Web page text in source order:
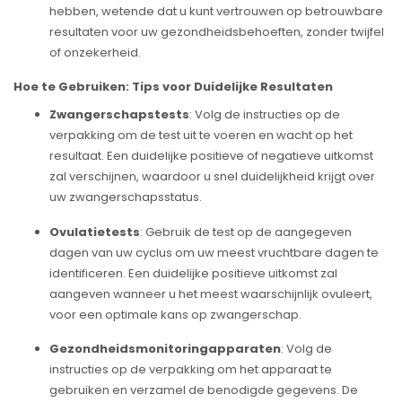
hebben, wetende dat u kunt vertrouwen op betrouwbare
resultaten voor uw gezondheidsbehoeften, zonder twijfel
of onzekerheid.
Hoe te Gebruiken: Tips voor Duidelijke Resultaten
Zwangerschapstests: Volg de instructies op de
verpakking om de test uit te voeren en wacht op het
resultaat. Een duidelijke positieve of negatieve uitkomst
zal verschijnen, waardoor u snel duidelijkheid krijgt over
uw zwangerschapsstatus.
Ovulatietests: Gebruik de test op de aangegeven
dagen van uw cyclus om uw meest vruchtbare dagen te
identificeren. Een duidelijke positieve uitkomst zal
aangeven wanneer u het meest waarschijnlijk ovuleert,
voor een optimale kans op zwangerschap.
Gezondheidsmonitoringapparaten: Volg de
instructies op de verpakking om het apparaat te
gebruiken en verzamel de benodigde gegevens. De